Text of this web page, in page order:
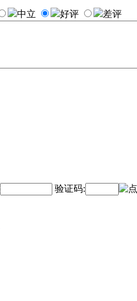
中立 好评 差评
验证码: